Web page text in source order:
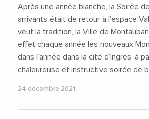
Après une année blanche, la Soirée
arrivants était de retour à l’espace
veut la tradition, la Ville de
effet chaque année les nouveaux
dans l’année dans la cité d’Ingres, à
chaleureuse et instructive soirée de
24 décembre 2021